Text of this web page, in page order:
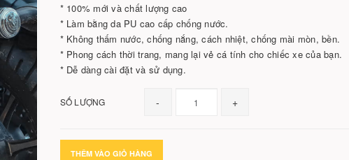
* 100% mới và chất lượng cao
* Làm bằng da PU cao cấp chống nước.
* Không thấm nước, chống nắng, cách nhiệt, chống mài mòn, bền.
* Phong cách thời trang, mang lại vẻ cá tính cho chiếc xe của bạn.
* Dễ dàng cài đặt và sử dụng.
SỐ LƯỢNG - +
THÊM VÀO GIỎ HÀNG